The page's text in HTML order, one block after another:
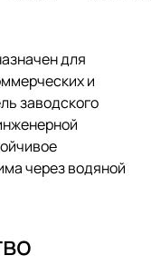
для
и
заводского
через водяной